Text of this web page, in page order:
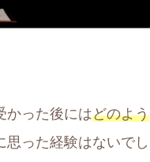
かった後にはどのよう
思った経験はないでし